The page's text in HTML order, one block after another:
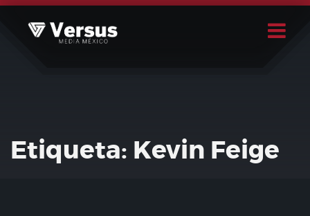
Skip
Etiqueta: Kevin Feige